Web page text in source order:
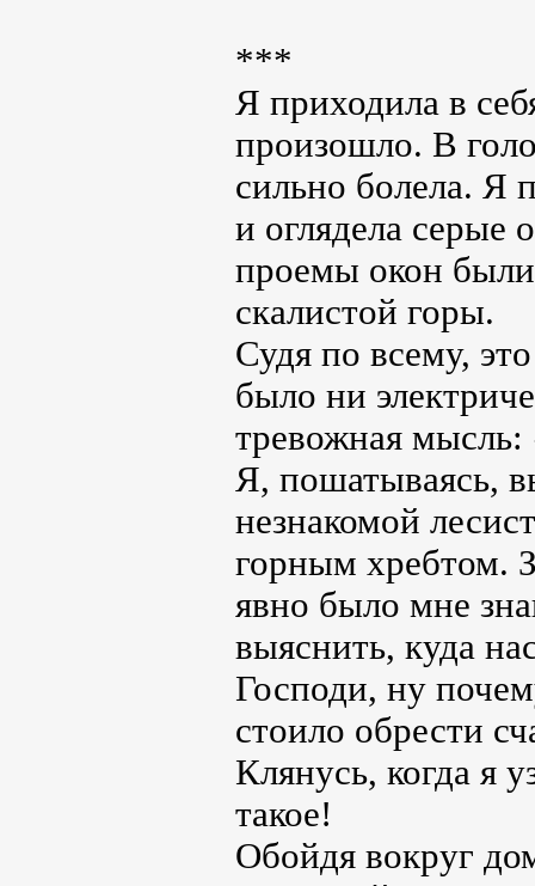
***
Я приходила в
произошло. В
сильно болела. Я
и оглядела серые
проемы окон
скалистой горы.
Судя по всему,
было ни
тревожная мысль:
Я, пошатываясь,
незнакомой
горным хребтом.
явно было мне
выяснить, куда
Господи, ну
стоило обрести
Клянусь, когда я
такое!
Обойдя вокруг